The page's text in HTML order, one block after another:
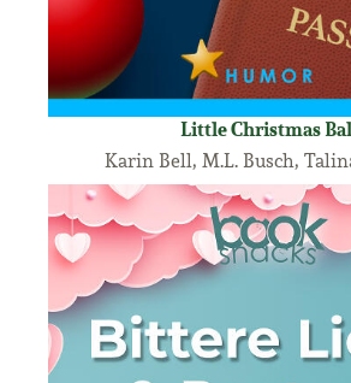
Little Christmas
Karin Bell, M.L. Busch,